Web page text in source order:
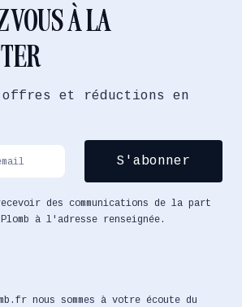
VOUS À LA
offres et réductions en
des communications de la part
Plomb à l'adresse renseignée.
nous sommes à votre écoute du